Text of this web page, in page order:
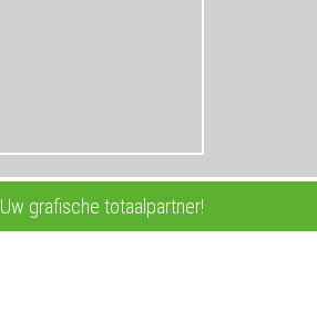
grafische totaalpartner!